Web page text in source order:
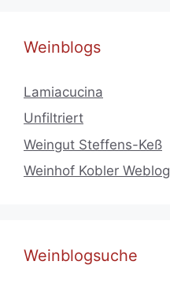
Weinblogs
Lamiacucina
Unfiltriert
Weingut Steffens-Keß
Weinhof Kobler Weblog
Weinblogsuche